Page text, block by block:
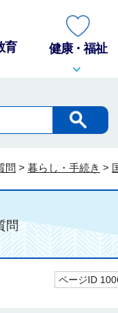
育 健康・福祉
問 > 暮らし・手続き >
問
ページID